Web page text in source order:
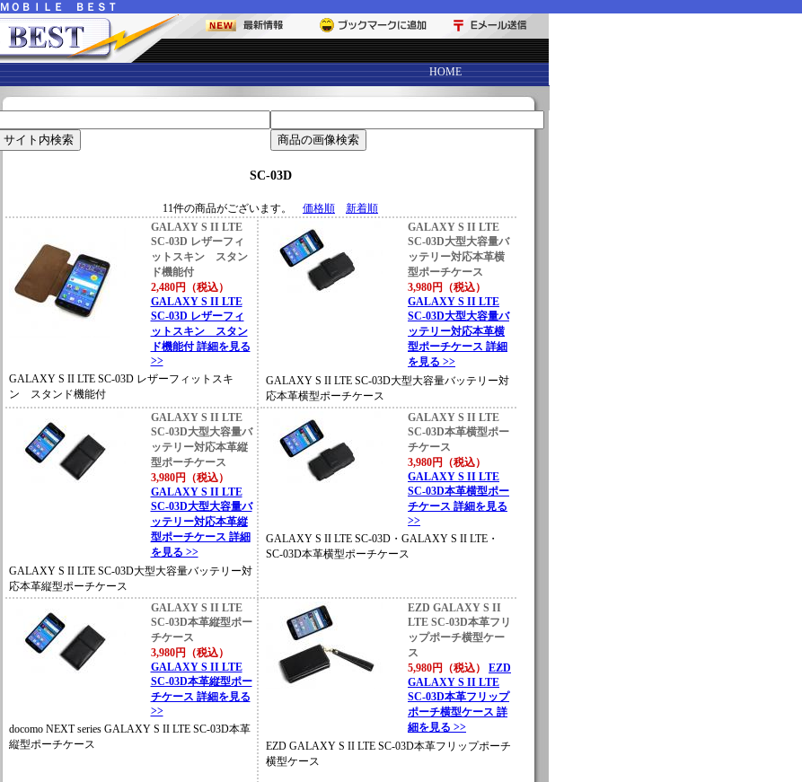
ＭＯＢＩＬＥ ＢＥＳＴ
HOME
SC-03D
11件の商品がございます。 価格順
新着順
GALAXY S II LTE
SC-03D レザーフィ
ットスキン スタン
ド機能付
2,480円（税込）
GALAXY S II LTE
SC-03D レザーフィ
ットスキン スタン
ド機能付 詳細を見る
>>
GALAXY S II LTE SC-03D レザーフィットスキ
ン スタンド機能付
GALAXY S II LTE
SC-03D大型大容量バ
ッテリー対応本革横
型ポーチケース
3,980円（税込）
GALAXY S II LTE
SC-03D大型大容量バ
ッテリー対応本革横
型ポーチケース 詳細
を見る >>
GALAXY S II LTE SC-03D大型大容量バッテリー対
応本革横型ポーチケース
GALAXY S II LTE
SC-03D大型大容量バ
ッテリー対応本革縦
型ポーチケース
3,980円（税込）
GALAXY S II LTE
SC-03D大型大容量バ
ッテリー対応本革縦
型ポーチケース 詳細
を見る >>
GALAXY S II LTE SC-03D大型大容量バッテリー対
応本革縦型ポーチケース
GALAXY S II LTE
SC-03D本革横型ポー
チケース
3,980円（税込）
GALAXY S II LTE
SC-03D本革横型ポー
チケース 詳細を見る
>>
GALAXY S II LTE SC-03D・GALAXY S II LTE・
SC-03D本革横型ポーチケース
GALAXY S II LTE
SC-03D本革縦型ポー
チケース
3,980円（税込）
GALAXY S II LTE
SC-03D本革縦型ポー
チケース 詳細を見る
>>
docomo NEXT series GALAXY S II LTE SC-03D本革
縦型ポーチケース
EZD GALAXY S II
LTE SC-03D本革フリ
ップポーチ横型ケー
ス
5,980円（税込）
EZD
GALAXY S II LTE
SC-03D本革フリップ
ポーチ横型ケース 詳
細を見る >>
EZD GALAXY S II LTE SC-03D本革フリップポーチ
横型ケース